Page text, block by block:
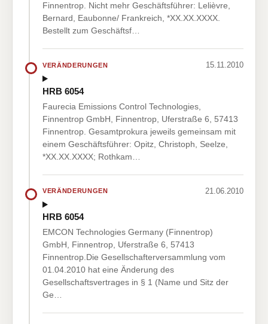
Finnentrop. Nicht mehr Geschäftsführer: Lelièvre,
Bernard, Eaubonne/ Frankreich, *XX.XX.XXXX.
Bestellt zum Geschäftsf…
VERÄNDERUNGEN 15.11.2010
HRB 6054
Faurecia Emissions Control Technologies,
Finnentrop GmbH, Finnentrop, Uferstraße 6, 57413
Finnentrop. Gesamtprokura jeweils gemeinsam mit
einem Geschäftsführer: Opitz, Christoph, Seelze,
*XX.XX.XXXX; Rothkam…
VERÄNDERUNGEN 21.06.2010
HRB 6054
EMCON Technologies Germany (Finnentrop)
GmbH, Finnentrop, Uferstraße 6, 57413
Finnentrop.Die Gesellschafterversammlung vom
01.04.2010 hat eine Änderung des
Gesellschaftsvertrages in § 1 (Name und Sitz der
Ge…